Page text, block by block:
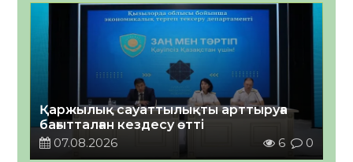
Қаржылық сауаттылықты арттыруға
бағытталған кездесу өтті
07.08.2026
6 0